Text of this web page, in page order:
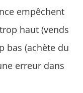
empêchent
haut (vends
bas (achète du
erreur dans